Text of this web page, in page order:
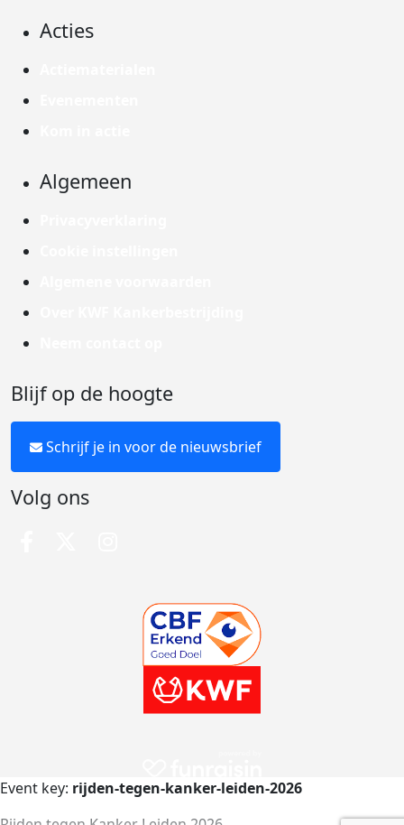
Acties
Algemeen
Blijf op de hoogte
Schrijf je in voor de nieuwsbrief
Volg ons
Event key: rijden-tegen-kanker-leiden-2026